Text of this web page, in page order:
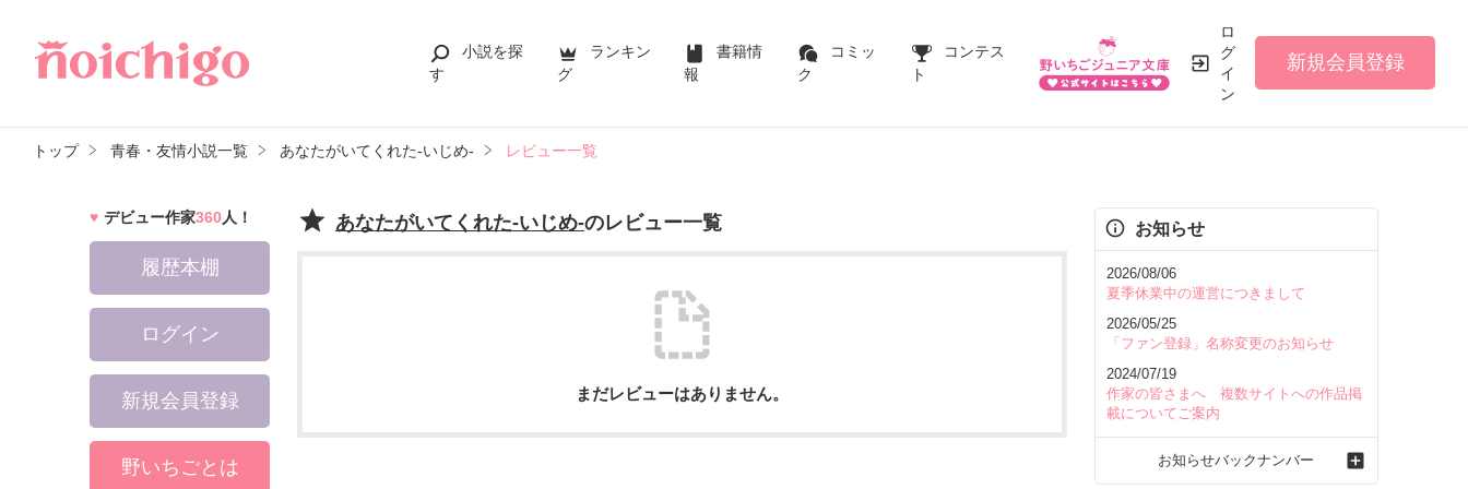
小説を探
す
ランキン
グ
書籍情
報
コミッ
ク
コンテス
ト
ロ
グ
イ
ン
新規会員登録
トップ 青春・友情小説一覧 あなたがいてくれた‐いじめ‐ レビュー一覧
あなたがいてくれた‐いじめ‐のレビュー一覧
まだレビューはありません。
デビュー作家360人！
履歴本棚
ログイン
新規会員登録
野いちごとは
お知らせ
2026/08/06
夏季休業中の運営につきまして
2026/05/25
「ファン登録」名称変更のお知らせ
2024/07/19
作家の皆さまへ 複数サイトへの作品掲
載についてご案内
お知らせバックナンバー